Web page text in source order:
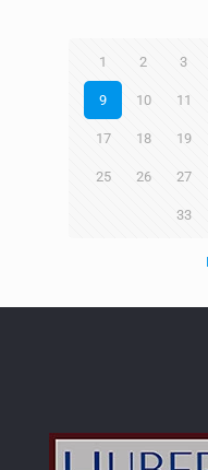
1 2 3
9 10 11
17 18 19
25 26 27
33